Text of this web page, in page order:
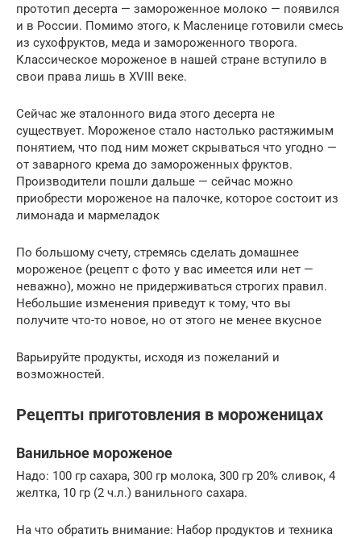
прототип десерта — замороженное молоко — появился
и в России. Помимо этого, к Масленице готовили смесь
из сухофруктов, меда и замороженного творога.
Классическое мороженое в нашей стране вступило в
свои права лишь в XVIII веке.
Сейчас же эталонного вида этого десерта не
существует. Мороженое стало настолько растяжимым
понятием, что под ним может скрываться что угодно —
от заварного крема до замороженных фруктов.
Производители пошли дальше — сейчас можно
приобрести мороженое на палочке, которое состоит из
лимонада и мармеладок
По большому счету, стремясь сделать домашнее
мороженое (рецепт с фото у вас имеется или нет —
неважно), можно не придерживаться строгих правил.
Небольшие изменения приведут к тому, что вы
получите что-то новое, но от этого не менее вкусное
Варьируйте продукты, исходя из пожеланий и
возможностей.
Рецепты приготовления в мороженицах
Ванильное мороженое
Надо: 100 гр сахара, 300 гр молока, 300 гр 20% сливок, 4
желтка, 10 гр (2 ч.л.) ванильного сахара.
На что обратить внимание: Набор продуктов и техника